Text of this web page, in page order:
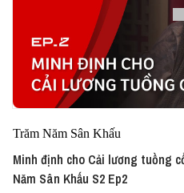
Trăm Năm Sân Khấu
Minh định cho Cải lương tuồng
Năm Sân Khấu S2 Ep2